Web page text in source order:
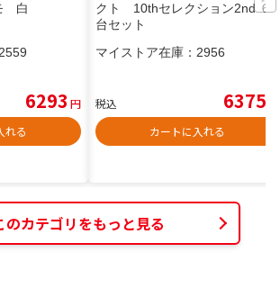
白
2559
6293 円
れる
クト 10thセレクション2nd ６
台セット
マイストア在庫： 2956
税込 6375
カートに入れる
のカテゴリをもっと見る